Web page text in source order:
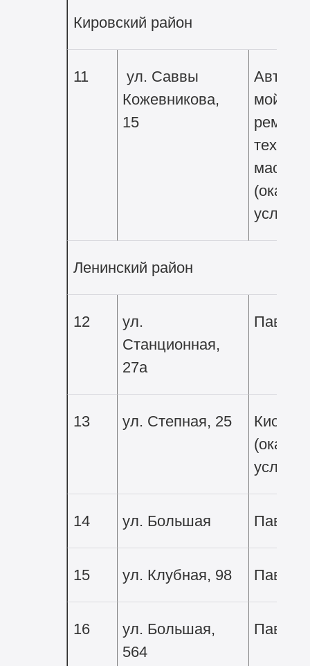
Кировский район
11
ул. Саввы
Кожевникова,
15
мойка,
услуг)
Ленинский район
12
ул.
Станционная,
27а
13 ул. Степная, 25
Киоск
услуг)
14 ул. Большая
15 ул. Клубная, 98
16
ул. Большая,
564